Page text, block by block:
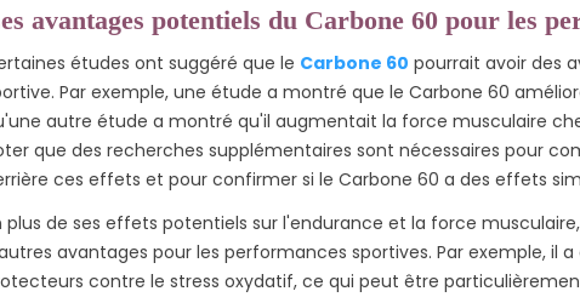
avantages potentiels du Carbone 60 pour les
études ont suggéré que le Carbone 60 pourrait avoir des
Par exemple, une étude a montré que le Carbone 60
autre étude a montré qu'il augmentait la force musculaire
que des recherches supplémentaires sont nécessaires pour
ces effets et pour confirmer si le Carbone 60 a des effets
plus de ses effets potentiels sur l'endurance et la force
avantages pour les performances sportives. Par exemple, il
contre le stress oxydatif, ce qui peut être